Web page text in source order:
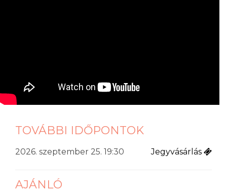
TOVÁBBI IDŐPONTOK
2026. szeptember 25. 19:30 Jegyvásárlás
AJÁNLÓ